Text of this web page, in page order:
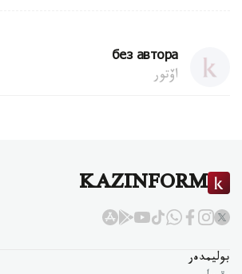
без автора
اۆتور
KAZINFORM
بوليمدەر